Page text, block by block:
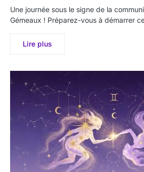
Une journée sous le signe de la
Gémeaux ! Préparez-vous à démarrer
Lire plus